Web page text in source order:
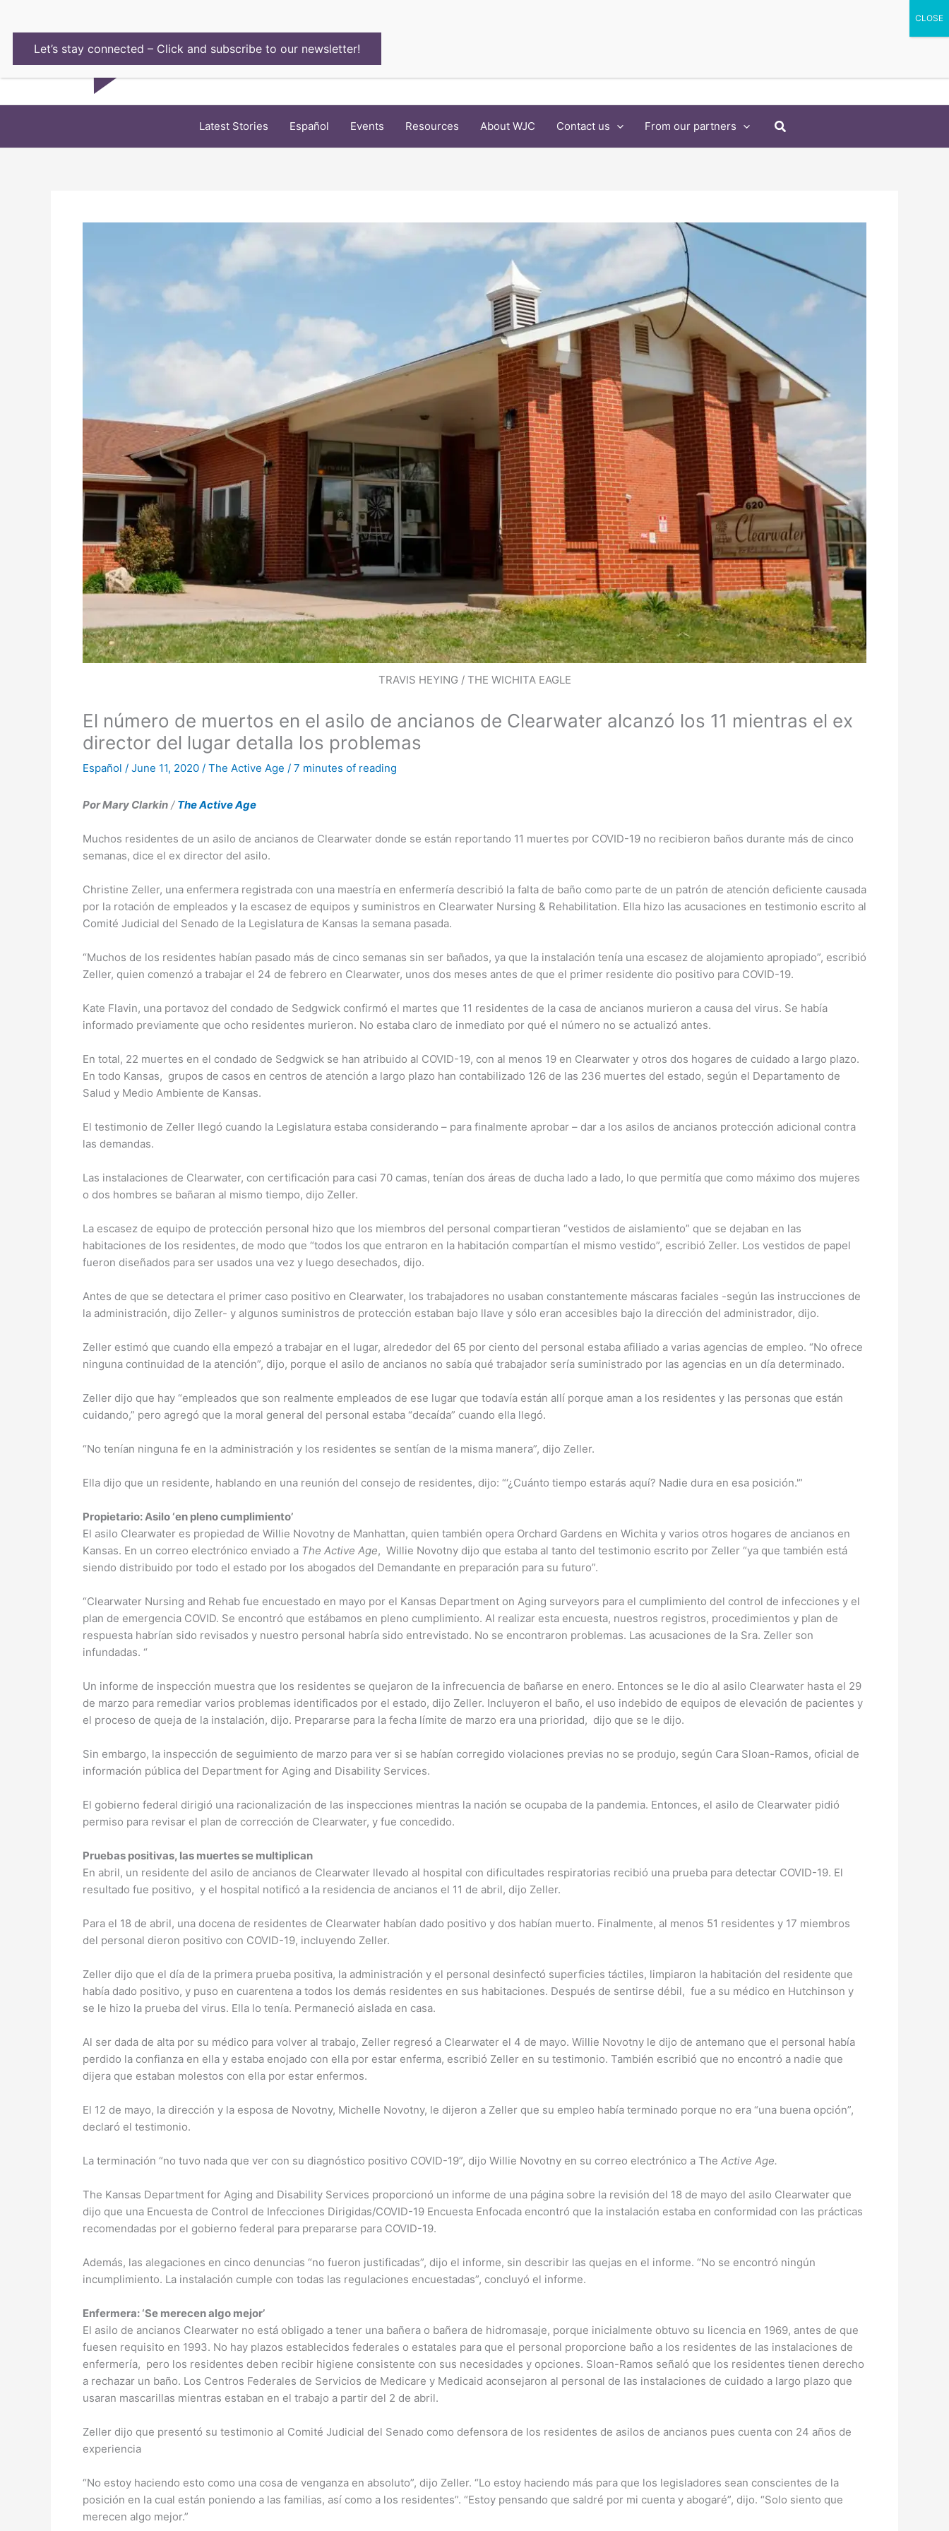
content
Latest Stories Español Events Resources About WJC Contact us From our partners Search
TRAVIS HEYING / THE WICHITA EAGLE
El número de muertos en el asilo de ancianos de Clearwater alcanzó los 11 mientras el ex
director del lugar detalla los problemas
Español / June 11, 2020 / The Active Age / 7 minutes of reading
Por Mary Clarkin / The Active Age
Muchos residentes de un asilo de ancianos de Clearwater donde se están reportando 11 muertes por COVID-19 no recibieron baños durante más de cinco
semanas, dice el ex director del asilo.
Christine Zeller, una enfermera registrada con una maestría en enfermería describió la falta de baño como parte de un patrón de atención deficiente causada
por la rotación de empleados y la escasez de equipos y suministros en Clearwater Nursing & Rehabilitation. Ella hizo las acusaciones en testimonio escrito al
Comité Judicial del Senado de la Legislatura de Kansas la semana pasada.
“Muchos de los residentes habían pasado más de cinco semanas sin ser bañados, ya que la instalación tenía una escasez de alojamiento apropiado”, escribió
Zeller, quien comenzó a trabajar el 24 de febrero en Clearwater, unos dos meses antes de que el primer residente dio positivo para COVID-19.
Kate Flavin, una portavoz del condado de Sedgwick confirmó el martes que 11 residentes de la casa de ancianos murieron a causa del virus. Se había
informado previamente que ocho residentes murieron. No estaba claro de inmediato por qué el número no se actualizó antes.
En total, 22 muertes en el condado de Sedgwick se han atribuido al COVID-19, con al menos 19 en Clearwater y otros dos hogares de cuidado a largo plazo.
En todo Kansas, grupos de casos en centros de atención a largo plazo han contabilizado 126 de las 236 muertes del estado, según el Departamento de
Salud y Medio Ambiente de Kansas.
El testimonio de Zeller llegó cuando la Legislatura estaba considerando – para finalmente aprobar – dar a los asilos de ancianos protección adicional contra
las demandas.
Las instalaciones de Clearwater, con certificación para casi 70 camas, tenían dos áreas de ducha lado a lado, lo que permitía que como máximo dos mujeres
o dos hombres se bañaran al mismo tiempo, dijo Zeller.
La escasez de equipo de protección personal hizo que los miembros del personal compartieran “vestidos de aislamiento” que se dejaban en las
habitaciones de los residentes, de modo que “todos los que entraron en la habitación compartían el mismo vestido”, escribió Zeller. Los vestidos de papel
fueron diseñados para ser usados una vez y luego desechados, dijo.
Antes de que se detectara el primer caso positivo en Clearwater, los trabajadores no usaban constantemente máscaras faciales -según las instrucciones de
la administración, dijo Zeller- y algunos suministros de protección estaban bajo llave y sólo eran accesibles bajo la dirección del administrador, dijo.
Zeller estimó que cuando ella empezó a trabajar en el lugar, alrededor del 65 por ciento del personal estaba afiliado a varias agencias de empleo. “No ofrece
ninguna continuidad de la atención”, dijo, porque el asilo de ancianos no sabía qué trabajador sería suministrado por las agencias en un día determinado.
Zeller dijo que hay “empleados que son realmente empleados de ese lugar que todavía están allí porque aman a los residentes y las personas que están
cuidando,” pero agregó que la moral general del personal estaba “decaída” cuando ella llegó.
“No tenían ninguna fe en la administración y los residentes se sentían de la misma manera”, dijo Zeller.
Ella dijo que un residente, hablando en una reunión del consejo de residentes, dijo: “‘¿Cuánto tiempo estarás aquí? Nadie dura en esa posición.'”
Propietario: Asilo ‘en pleno cumplimiento’
El asilo Clearwater es propiedad de Willie Novotny de Manhattan, quien también opera Orchard Gardens en Wichita y varios otros hogares de ancianos en
Kansas. En un correo electrónico enviado a The Active Age, Willie Novotny dijo que estaba al tanto del testimonio escrito por Zeller “ya que también está
siendo distribuido por todo el estado por los abogados del Demandante en preparación para su futuro”.
“Clearwater Nursing and Rehab fue encuestado en mayo por el Kansas Department on Aging surveyors para el cumplimiento del control de infecciones y el
plan de emergencia COVID. Se encontró que estábamos en pleno cumplimiento. Al realizar esta encuesta, nuestros registros, procedimientos y plan de
respuesta habrían sido revisados y nuestro personal habría sido entrevistado. No se encontraron problemas. Las acusaciones de la Sra. Zeller son
infundadas. “
Un informe de inspección muestra que los residentes se quejaron de la infrecuencia de bañarse en enero. Entonces se le dio al asilo Clearwater hasta el 29
de marzo para remediar varios problemas identificados por el estado, dijo Zeller. Incluyeron el baño, el uso indebido de equipos de elevación de pacientes y
el proceso de queja de la instalación, dijo. Prepararse para la fecha límite de marzo era una prioridad, dijo que se le dijo.
Sin embargo, la inspección de seguimiento de marzo para ver si se habían corregido violaciones previas no se produjo, según Cara Sloan-Ramos, oficial de
información pública del Department for Aging and Disability Services.
El gobierno federal dirigió una racionalización de las inspecciones mientras la nación se ocupaba de la pandemia. Entonces, el asilo de Clearwater pidió
permiso para revisar el plan de corrección de Clearwater, y fue concedido.
Pruebas positivas, las muertes se multiplican
En abril, un residente del asilo de ancianos de Clearwater llevado al hospital con dificultades respiratorias recibió una prueba para detectar COVID-19. El
resultado fue positivo, y el hospital notificó a la residencia de ancianos el 11 de abril, dijo Zeller.
Para el 18 de abril, una docena de residentes de Clearwater habían dado positivo y dos habían muerto. Finalmente, al menos 51 residentes y 17 miembros
del personal dieron positivo con COVID-19, incluyendo Zeller.
Zeller dijo que el día de la primera prueba positiva, la administración y el personal desinfectó superficies táctiles, limpiaron la habitación del residente que
había dado positivo, y puso en cuarentena a todos los demás residentes en sus habitaciones. Después de sentirse débil, fue a su médico en Hutchinson y
se le hizo la prueba del virus. Ella lo tenía. Permaneció aislada en casa.
Al ser dada de alta por su médico para volver al trabajo, Zeller regresó a Clearwater el 4 de mayo. Willie Novotny le dijo de antemano que el personal había
perdido la confianza en ella y estaba enojado con ella por estar enferma, escribió Zeller en su testimonio. También escribió que no encontró a nadie que
dijera que estaban molestos con ella por estar enfermos.
El 12 de mayo, la dirección y la esposa de Novotny, Michelle Novotny, le dijeron a Zeller que su empleo había terminado porque no era “una buena opción”,
declaró el testimonio.
La terminación “no tuvo nada que ver con su diagnóstico positivo COVID-19”, dijo Willie Novotny en su correo electrónico a The Active Age.
The Kansas Department for Aging and Disability Services proporcionó un informe de una página sobre la revisión del 18 de mayo del asilo Clearwater que
dijo que una Encuesta de Control de Infecciones Dirigidas/COVID-19 Encuesta Enfocada encontró que la instalación estaba en conformidad con las prácticas
recomendadas por el gobierno federal para prepararse para COVID-19.
Además, las alegaciones en cinco denuncias “no fueron justificadas”, dijo el informe, sin describir las quejas en el informe. “No se encontró ningún
incumplimiento. La instalación cumple con todas las regulaciones encuestadas”, concluyó el informe.
Enfermera: ‘Se merecen algo mejor’
El asilo de ancianos Clearwater no está obligado a tener una bañera o bañera de hidromasaje, porque inicialmente obtuvo su licencia en 1969, antes de que
fuesen requisito en 1993. No hay plazos establecidos federales o estatales para que el personal proporcione baño a los residentes de las instalaciones de
enfermería, pero los residentes deben recibir higiene consistente con sus necesidades y opciones. Sloan-Ramos señaló que los residentes tienen derecho
a rechazar un baño. Los Centros Federales de Servicios de Medicare y Medicaid aconsejaron al personal de las instalaciones de cuidado a largo plazo que
usaran mascarillas mientras estaban en el trabajo a partir del 2 de abril.
Zeller dijo que presentó su testimonio al Comité Judicial del Senado como defensora de los residentes de asilos de ancianos pues cuenta con 24 años de
experiencia
“No estoy haciendo esto como una cosa de venganza en absoluto”, dijo Zeller. “Lo estoy haciendo más para que los legisladores sean conscientes de la
posición en la cual están poniendo a las familias, así como a los residentes”. “Estoy pensando que saldré por mi cuenta y abogaré”, dijo. “Solo siento que
merecen algo mejor.”
Let’s stay connected – Click and subscribe to our newsletter!